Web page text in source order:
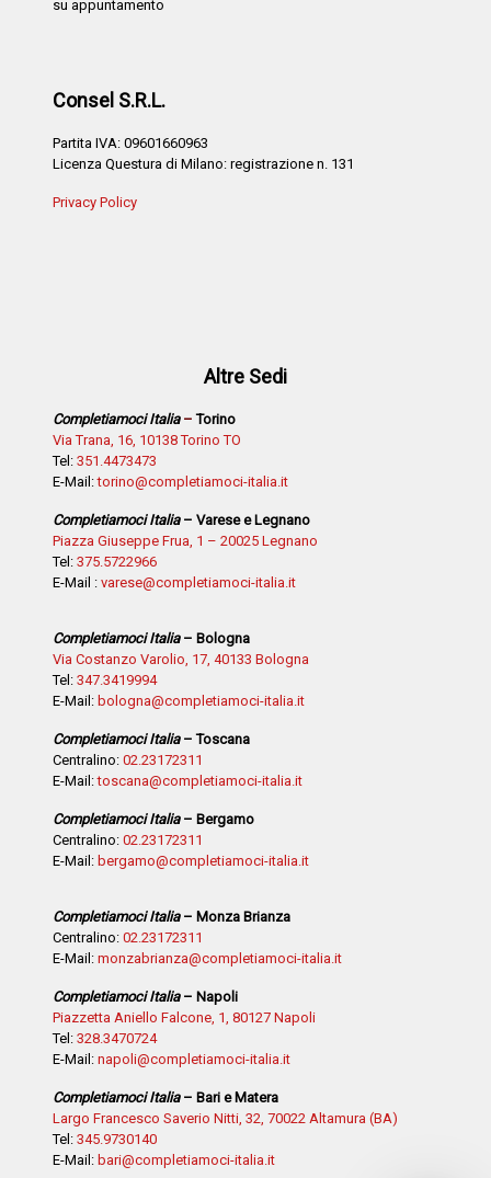
su appuntamento
Consel S.R.L.
Partita IVA: 09601660963
Licenza Questura di Milano: registrazione n. 131
Privacy Policy
Altre Sedi
Completiamoci Italia – Torino
Via Trana, 16, 10138 Torino TO
Tel: 351.4473473
E-Mail:torino@completiamoci-italia.it
Completiamoci Italia– Varese e Legnano
Piazza Giuseppe Frua, 1 – 20025 Legnano
Tel: 375.5722966
E-Mail : varese@completiamoci-italia.it
Completiamoci Italia– Bologna
Via Costanzo Varolio, 17, 40133 Bologna
Tel: 347.3419994
E-Mail: bologna@completiamoci-italia.it
Completiamoci Italia– Toscana
Centralino: 02.23172311
E-Mail:toscana@completiamoci-italia.it
Completiamoci Italia– Bergamo
Centralino: 02.23172311
E-Mail: bergamo@completiamoci-italia.it
Completiamoci Italia– Monza Brianza
Centralino: 02.23172311
E-Mail: monzabrianza@completiamoci-italia.it
Completiamoci Italia– Napoli
Piazzetta Aniello Falcone, 1, 80127 Napoli
Tel: 328.3470724
E-Mail: napoli@completiamoci-italia.it
Completiamoci Italia– Bari e Matera
Largo Francesco Saverio Nitti, 32, 70022 Altamura (BA)
Tel: 345.9730140
E-Mail: bari@completiamoci-italia.it